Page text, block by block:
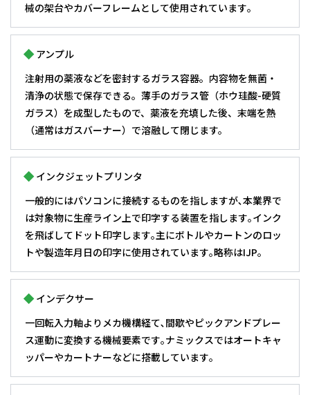
械の架台やカバーフレームとして使用されています｡
アンプル
注射用の薬液などを密封するガラス容器。内容物を無菌・
清浄の状態で保存できる。薄手のガラス管（ホウ珪酸-硬質
ガラス）を成型したもので、薬液を充填した後、末端を熱
（通常はガスバーナー）で溶融して閉じます。
インクジェットプリンタ
一般的にはパソコンに接続するものを指しますが､本業界で
は対象物に生産ライン上で印字する装置を指します｡インク
を飛ばしてドット印字します｡主にボトルやカートンのロッ
トや製造年月日の印字に使用されています｡略称はIJP｡
インデクサー
一回転入力軸よりメカ機構経て､間歇やピックアンドプレー
ス運動に変換する機械要素です｡ナミックスではオートキャ
ッパーやカートナーなどに搭載しています｡